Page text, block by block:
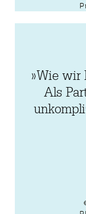
»Wie wir
Als